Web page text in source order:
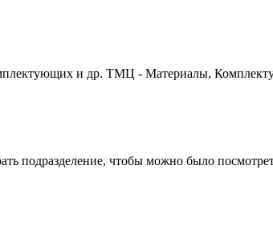
и др. ТМЦ - Материалы,
подразделение, чтобы можно было